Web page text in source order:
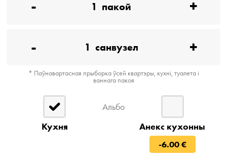
- 1 пакой +
- 1 санвузел +
* Паўнавартасная прыборка ўсей квартэры, кухні, туалета і
ваннага пакоя
Кухня
Альбо
Анекс кухонны
-6.00 €